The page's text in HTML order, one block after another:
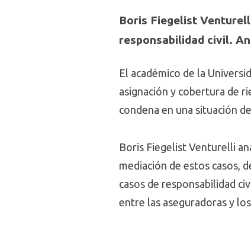
Boris Fiegelist
responsabilidad civil.
El académico de la
asignación y cobertura de
condena en una situación
Boris Fiegelist Venturelli
mediación de estos casos,
casos de responsabilidad
entre las aseguradoras y